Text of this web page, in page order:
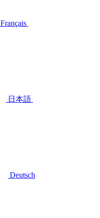
Français
日本語
Deutsch